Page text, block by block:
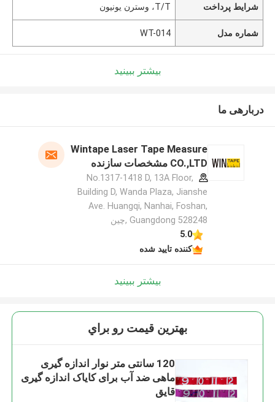
شرایط پرداخت T/T، وسترن یونیون
شماره مدل WT-014
بیشتر ببینید
دربارهی ما
Wintape Laser Tape Measure
CO.,LTD مشخصات سازنده
No.1317-1418 D, 13A Floor,
Building D, Wanda Plaza, Jianshe
Ave. Huangqi, Nanhai, Foshan,
Guangdong 528248 ,چین
5.0
کننده تایید شده
بیشتر ببینید
بهترين قيمت رو براي
120 سانتی متر نوار اندازه گیری
ماهی ضد آب برای کایاک اندازه گیری
قایق